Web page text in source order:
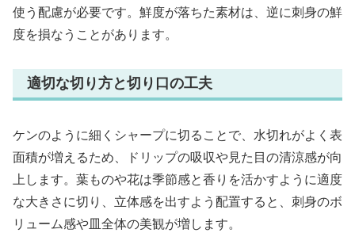
使う配慮が必要です。鮮度が落ちた素材は、逆に刺身の鮮
度を損なうことがあります。
適切な切り方と切り口の工夫
ケンのように細くシャープに切ることで、水切れがよく表
面積が増えるため、ドリップの吸収や見た目の清涼感が向
上します。葉ものや花は季節感と香りを活かすように適度
な大きさに切り、立体感を出すよう配置すると、刺身のボ
リューム感や皿全体の美観が増します。